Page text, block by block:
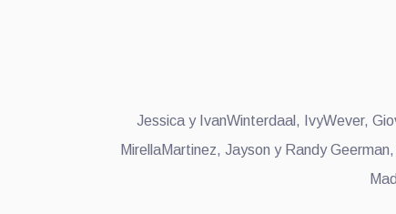
Jessica y IvanWinterdaal, IvyWever,
MirellaMartinez, Jayson y Randy